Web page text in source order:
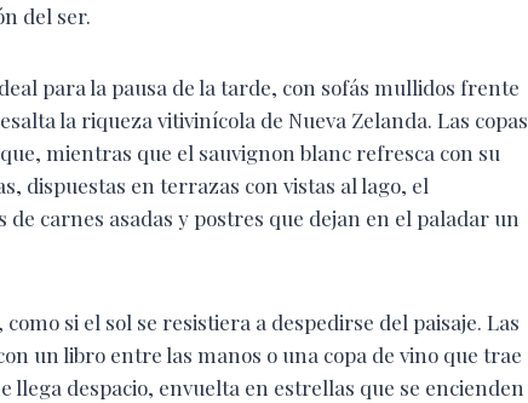
del ser.
para la pausa de la tarde, con sofás mullidos frente
la riqueza vitivinícola de Nueva Zelanda. Las copas
mientras que el sauvignon blanc refresca con su
dispuestas en terrazas con vistas al lago, el
carnes asadas y postres que dejan en el paladar un
si el sol se resistiera a despedirse del paisaje. Las
un libro entre las manos o una copa de vino que trae
llega despacio, envuelta en estrellas que se encienden